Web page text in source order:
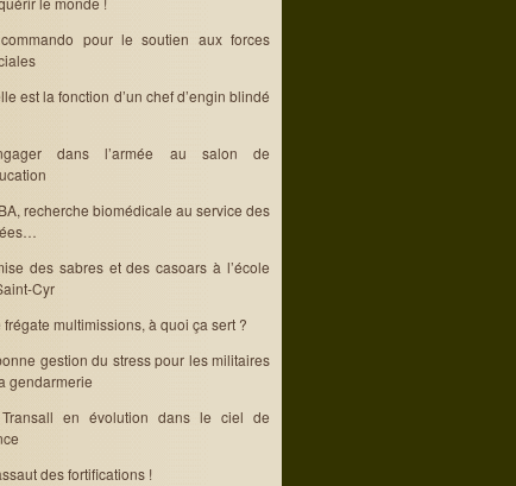
pour le soutien aux forces
est la fonction d’un chef d’engin blindé
dans l’armée au salon de
recherche biomédicale au service des
des sabres et des casoars à l’école
Cyr
frégate multimissions, à quoi ça sert ?
gestion du stress pour les militaires
gendarmerie
en évolution dans le ciel de
des fortifications !